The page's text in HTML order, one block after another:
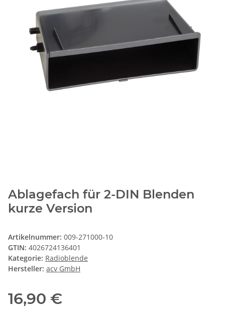
Ablagefach für 2-DIN Blenden
kurze Version
Artikelnummer: 009-271000-10
GTIN: 4026724136401
Kategorie: Radioblende
Hersteller: acv GmbH
16,90 €